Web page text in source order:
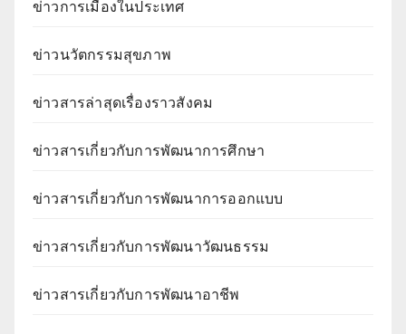
ข่าวการเมืองในประเทศ
ข่าวนวัตกรรมสุขภาพ
ข่าวสารล่าสุดเรื่องราวสังคม
ข่าวสารเกี่ยวกับการพัฒนาการศึกษา
ข่าวสารเกี่ยวกับการพัฒนาการออกแบบ
ข่าวสารเกี่ยวกับการพัฒนาวัฒนธรรม
ข่าวสารเกี่ยวกับการพัฒนาอาชีพ